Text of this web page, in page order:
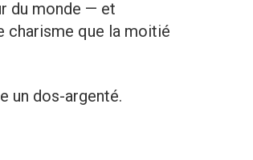
du monde — et
charisme que la moitié
un dos-argenté.